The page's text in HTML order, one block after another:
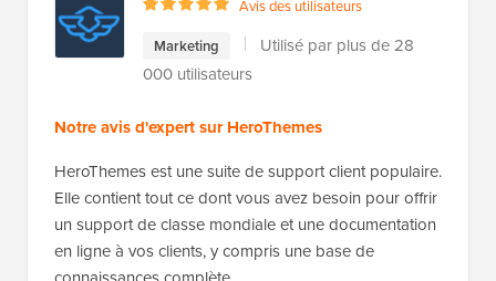
Avis des utilisateurs
Marketing
Utilisé par plus de 28
000 utilisateurs
Notre avis d'expert sur HeroThemes
HeroThemes est une suite de support client populaire.
Elle contient tout ce dont vous avez besoin pour offrir
un support de classe mondiale et une documentation
en ligne à vos clients, y compris une base de